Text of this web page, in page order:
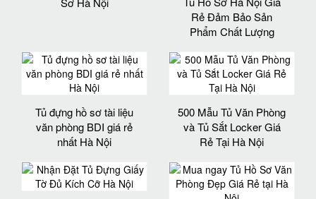
Rẻ Đảm Bảo Sản
Phẩm Chất Lượng‎
Tủ đựng hồ sơ tài liệu
văn phòng BDI giá rẻ
nhất Hà Nội
500 Mẫu Tủ Văn Phòng
và Tủ Sắt Locker Giá
Rẻ Tại Hà Nội